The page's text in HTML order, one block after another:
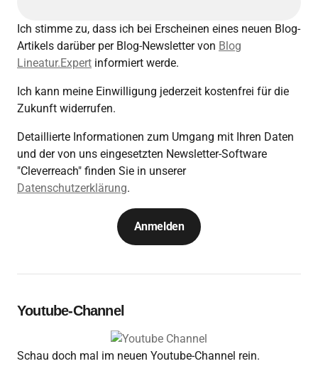
Ich stimme zu, dass ich bei Erscheinen eines neuen Blog-
Artikels darüber per Blog-Newsletter von Blog
Lineatur.Expert informiert werde.
Ich kann meine Einwilligung jederzeit kostenfrei für die
Zukunft widerrufen.
Detaillierte Informationen zum Umgang mit Ihren Daten
und der von uns eingesetzten Newsletter-Software
"Cleverreach" finden Sie in unserer
Datenschutzerklärung.
Anmelden
Youtube-Channel
Schau doch mal im neuen Youtube-Channel rein.